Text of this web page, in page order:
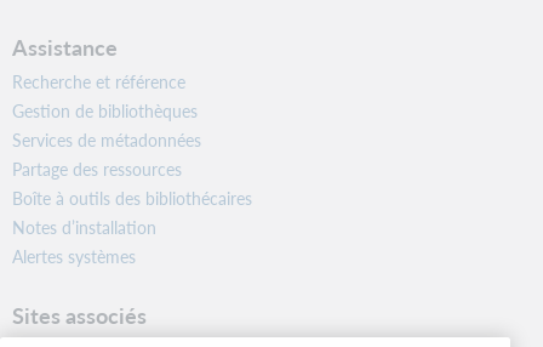
Assistance
Recherche et référence
Gestion de bibliothèques
Services de métadonnées
Partage des ressources
Boîte à outils des bibliothécaires
Notes d’installation
Alertes systèmes
Sites associés